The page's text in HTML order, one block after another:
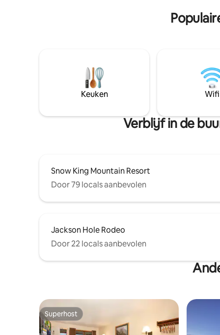
zes personen en is volledig uitgerust met
moderne voorzieningen zoals gratis wifi,
buitenactiviteiten. Perfect voor reizigers
die het gemak van een luxe verblijf willen
en tegelijkertijd aan de voordeur van
het avontuur staan, met Grand
je eigen
Of het
Driggs
Keuken Wifi
Verblijf in de
Snow King Mountain Resort
Door 79 locals aanbevolen
Jackson Hole Rodeo
Door 22 locals aanbevolen
Superhost
Superhost